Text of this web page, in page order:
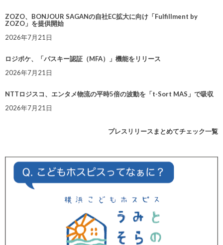
ZOZO、BONJOUR SAGANの自社EC拡大に向け「Fulfillment by
ZOZO」を提供開始
2026年7月21日
ロジポケ、「パスキー認証（MFA）」機能をリリース
2026年7月21日
NTTロジスコ、エンタメ物流の平時5倍の波動を「t-Sort MAS」で吸収
2026年7月21日
プレスリリースまとめてチェック一覧